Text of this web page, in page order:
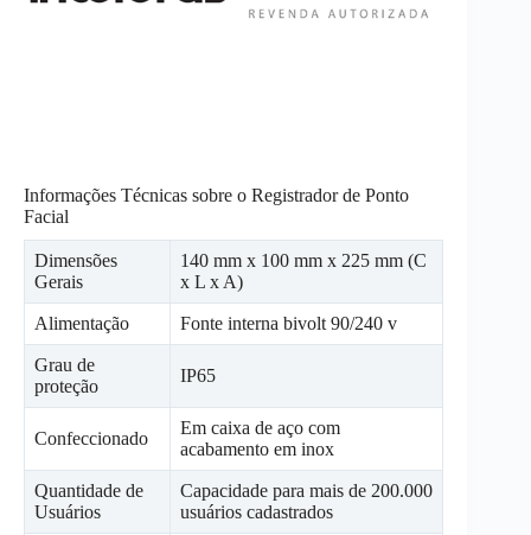
Informações Técnicas sobre o Registrador de Ponto
Facial
Dimensões
Gerais
140 mm x 100 mm x 225 mm (C
x L x A)
Alimentação Fonte interna bivolt 90/240 v
Grau de
proteção
IP65
Confeccionado
Em caixa de aço com
acabamento em inox
Quantidade de
Usuários
Capacidade para mais de 200.000
usuários cadastrados